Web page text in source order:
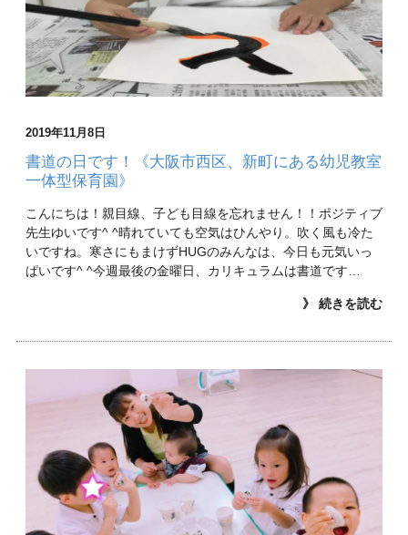
2019年11月8日
書道の日です！《大阪市西区、新町にある幼児教室
一体型保育園》
こんにちは！親目線、子ども目線を忘れません！！ポジティブ
先生ゆいです^ ^晴れていても空気はひんやり。吹く風も冷た
いですね。寒さにもまけずHUGのみんなは、今日も元気いっ
ぱいです^ ^今週最後の金曜日、カリキュラムは書道です…
》 続きを読む